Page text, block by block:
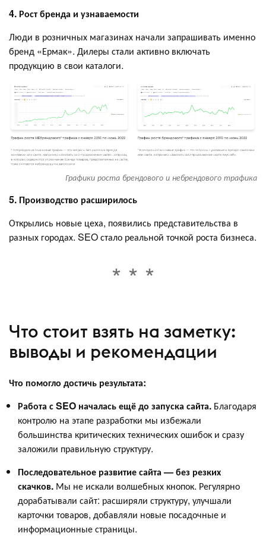
4. Рост бренда и узнаваемости
Люди в розничных магазинах начали запрашивать именно
бренд «Ермак». Дилеры стали активно включать
продукцию в свои каталоги.
Графики роста брендового и небрендового трафика
5. Производство расширилось
Открылись новые цеха, появились представительства в
разных городах. SEO стало реальной точкой роста бизнеса.
Что стоит взять на заметку:
выводы и рекомендации
Что помогло достичь результата:
Работа с SEO началась ещё до запуска сайта. Благодаря
контролю на этапе разработки мы избежали
большинства критических технических ошибок и сразу
заложили правильную структуру.
Последовательное развитие сайта — без резких
скачков. Мы не искали волшебных кнопок. Регулярно
дорабатывали сайт: расширяли структуру, улучшали
карточки товаров, добавляли новые посадочные и
информационные страницы.